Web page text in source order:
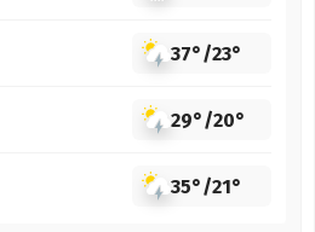
37°/23°
29°/20°
35°/21°